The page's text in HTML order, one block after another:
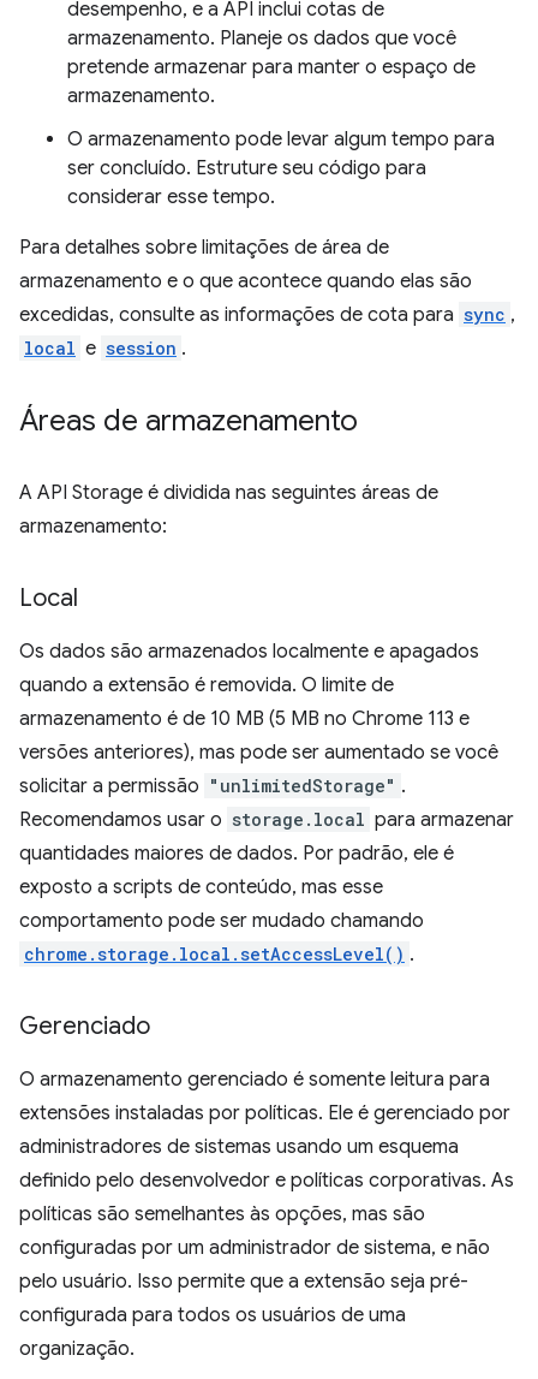
desempenho, e a API inclui cotas de
armazenamento. Planeje os dados que você
pretende armazenar para manter o espaço de
armazenamento.
O armazenamento pode levar algum tempo para
ser concluído. Estruture seu código para
considerar esse tempo.
Para detalhes sobre limitações de área de
armazenamento e o que acontece quando elas são
excedidas, consulte as informações de cota para sync ,
local e session .
Áreas de armazenamento
A API Storage é dividida nas seguintes áreas de
armazenamento:
Local
Os dados são armazenados localmente e apagados
quando a extensão é removida. O limite de
armazenamento é de 10 MB (5 MB no Chrome 113 e
versões anteriores), mas pode ser aumentado se você
solicitar a permissão "unlimitedStorage" .
Recomendamos usar o storage.local para armazenar
quantidades maiores de dados. Por padrão, ele é
exposto a scripts de conteúdo, mas esse
comportamento pode ser mudado chamando
chrome.storage.local.setAccessLevel() .
Gerenciado
O armazenamento gerenciado é somente leitura para
extensões instaladas por políticas. Ele é gerenciado por
administradores de sistemas usando um esquema
definido pelo desenvolvedor e políticas corporativas. As
políticas são semelhantes às opções, mas são
configuradas por um administrador de sistema, e não
pelo usuário. Isso permite que a extensão seja pré-
configurada para todos os usuários de uma
organização.